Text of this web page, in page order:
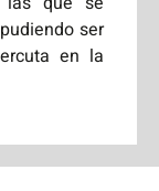
ser
en la